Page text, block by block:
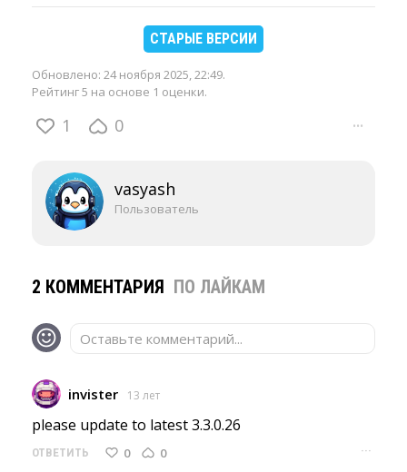
СТАРЫЕ ВЕРСИИ
Обновлено: 24 ноября 2025, 22:49.
Рейтинг 5 на основе 1 оценки.
1 0 ···
vasyash
Пользователь
2 КОММЕНТАРИЯ ПО ЛАЙКАМ
Оставьте комментарий...
invister 13 лет
please update to latest 3.3.0.26
ОТВЕТИТЬ 0 0 ···